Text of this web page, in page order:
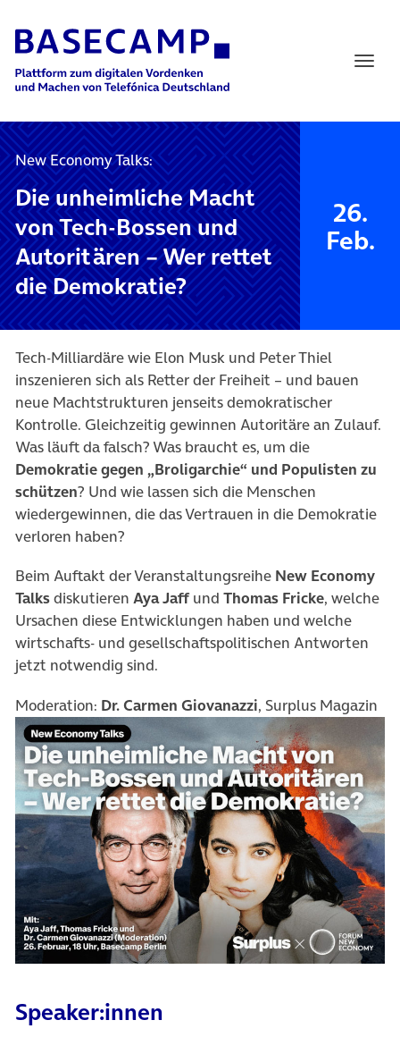
Main Navigation
New Economy Talks:
Die unheimliche Macht
von Tech-Bossen und
Autoritären – Wer rettet
die Demokratie?
26.
Feb.
Tech-Milliardäre wie Elon Musk und Peter Thiel
inszenieren sich als Retter der Freiheit – und bauen
neue Machtstrukturen jenseits demokratischer
Kontrolle. Gleichzeitig gewinnen Autoritäre an Zulauf.
Was läuft da falsch? Was braucht es, um die
Demokratie gegen „Broligarchie“ und Populisten zu
schützen? Und wie lassen sich die Menschen
wiedergewinnen, die das Vertrauen in die Demokratie
verloren haben?
Beim Auftakt der Veranstaltungsreihe New Economy
Talksdiskutieren Aya Jaffund Thomas Fricke, welche
Ursachen diese Entwicklungen haben und welche
wirtschafts- und gesellschaftspolitischen Antworten
jetzt notwendig sind.
Moderation: Dr. Carmen Giovanazzi, Surplus Magazin
Speaker:innen